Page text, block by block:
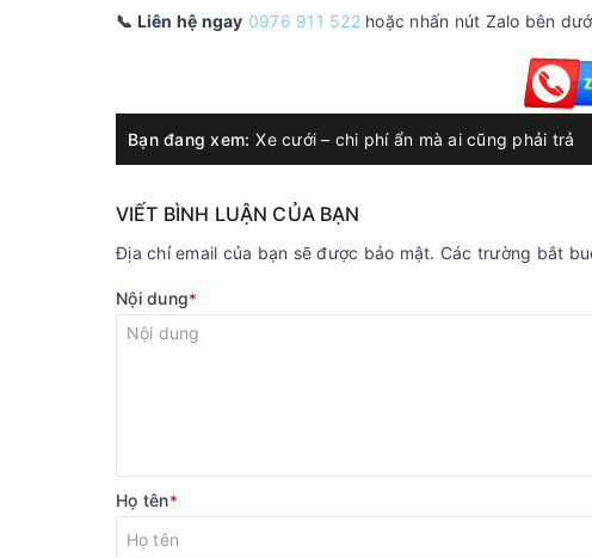
📞 Liên hệ ngay 0976 911 522hoặc nhấn nút Zalo bên
Bạn đang xem: Xe cưới – chi phí ẩn mà ai cũng phải trả
VIẾT BÌNH LUẬN CỦA BẠN
Địa chỉ email của bạn sẽ được bảo mật. Các trường bắt
Nội dung*
Họ tên*